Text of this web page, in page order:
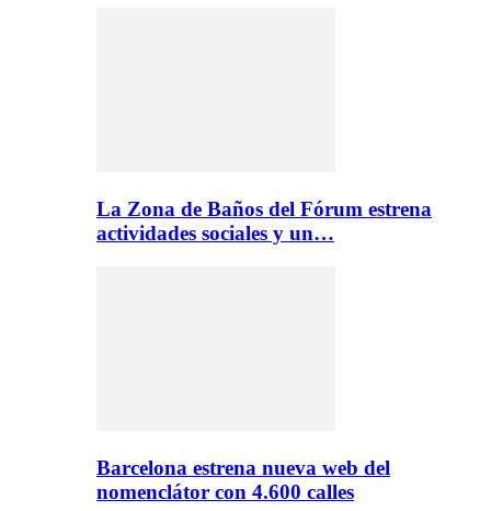
La Zona de Baños del Fórum estrena
actividades sociales y un…
Barcelona estrena nueva web del
nomenclátor con 4.600 calles